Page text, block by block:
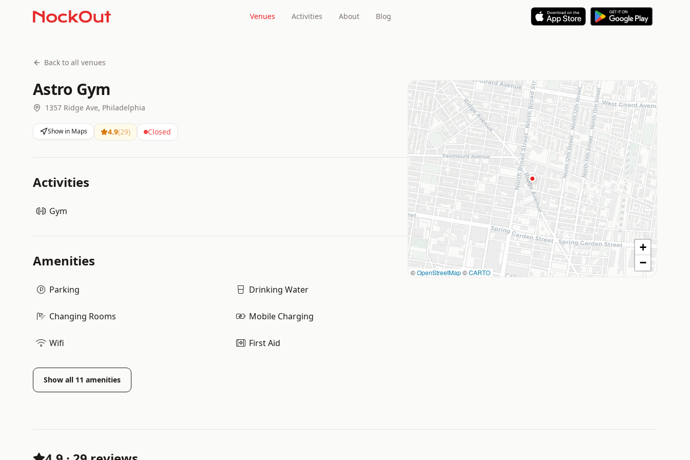
Venues Activities About Blog
Back to all venues
Astro Gym
1357 Ridge Ave, Philadelphia
Show in Maps 4.9(29) Closed
Activities
Gym
Amenities
Parking Drinking Water
Changing Rooms Mobile Charging
Wifi First Aid
Show all 11 amenities
©OpenStreetMap©CARTO
+
−